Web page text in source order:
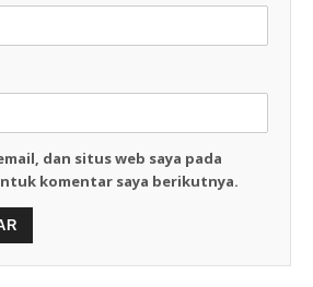
dan situs web saya pada
komentar saya berikutnya.